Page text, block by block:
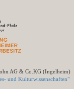
AG & Co.KG (Ingelheim)
und Kulturwissenschaften"